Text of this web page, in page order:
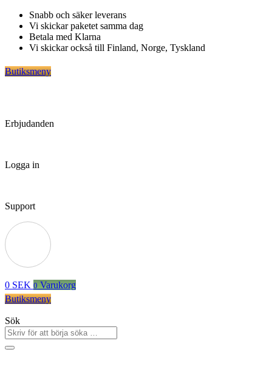
Hoppa
innehåll
Snabb och säker leverans
Vi skickar paketet samma dag
Betala med Klarna
Vi skickar också till Finland, Norge, Tyskland
Butiksmeny
Erbjudanden
Logga in
Support
0 SEK 0 Varukorg
Butiksmeny
Sök